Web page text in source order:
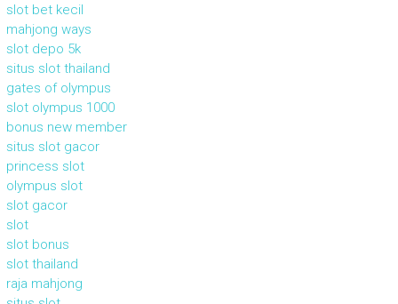
slot bet kecil
mahjong ways
slot depo 5k
situs slot thailand
gates of olympus
slot olympus 1000
bonus new member
situs slot gacor
princess slot
olympus slot
slot gacor
slot
slot bonus
slot thailand
raja mahjong